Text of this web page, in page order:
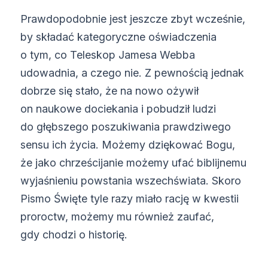
Prawdopodobnie jest jeszcze zbyt wcześnie,
by składać kategoryczne oświadczenia
o tym, co Teleskop Jamesa Webba
udowadnia, a czego nie. Z pewnością jednak
dobrze się stało, że na nowo ożywił
on naukowe dociekania i pobudził ludzi
do głębszego poszukiwania prawdziwego
sensu ich życia. Możemy dziękować Bogu,
że jako chrześcijanie możemy ufać biblijnemu
wyjaśnieniu powstania wszechświata. Skoro
Pismo Święte tyle razy miało rację w kwestii
proroctw, możemy mu również zaufać,
gdy chodzi o historię.